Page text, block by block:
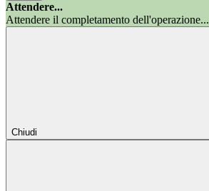
Attendere...
Attendere il completamento dell'operazione...
Chiudi